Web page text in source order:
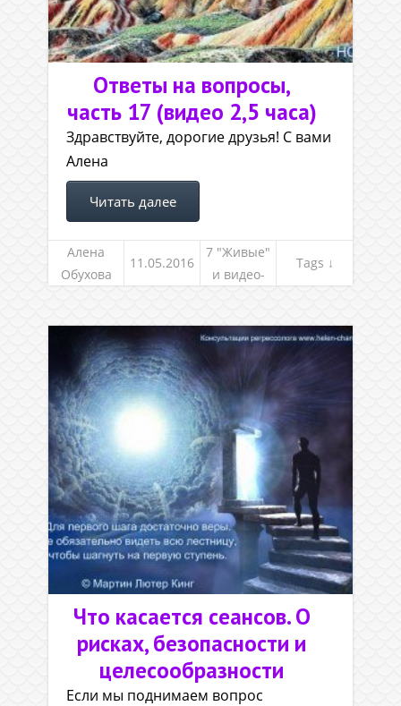
Ответы на вопросы,
часть 17 (видео 2,5 часа)
Здравствуйте, дорогие друзья! С вами
Алена
Читать далее
Алена
Обухова
11.05.2016
7 "Живые"
и видео-
Tags ↓
Что касается сеансов. О
рисках, безопасности и
целесообразности
Если мы поднимаем вопрос